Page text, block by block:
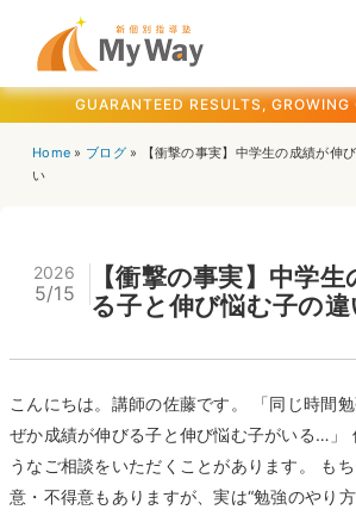
GUARANTEED RESULTS, GROWING
Home » ブログ»
【衝撃の事実】中学生の成績が伸
い
2026
5/15
【衝撃の事実】中学
る子と伸び悩む子の違
こんにちは。講師の佐藤です。 「同じ時間
ぜか成績が伸びる子と伸び悩む子がいる…」
うなご相談をいただくことがあります。 も
意・不得意もありますが、実は“勉強のやり方